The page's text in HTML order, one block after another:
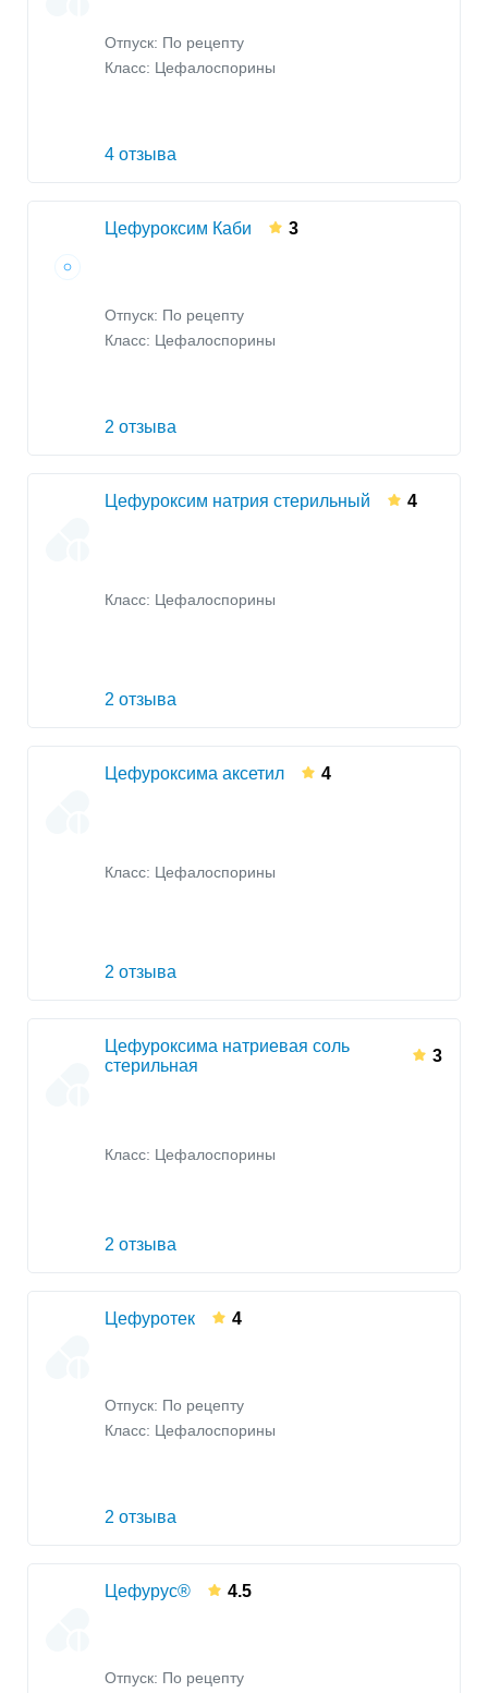
Отпуск: По рецепту
Класс: Цефалоспорины
4 отзыва
Цефуроксим Каби 3
Отпуск: По рецепту
Класс: Цефалоспорины
2 отзыва
Цефуроксим натрия стерильный 4
Класс: Цефалоспорины
2 отзыва
Цефуроксима аксетил 4
Класс: Цефалоспорины
2 отзыва
Цефуроксима натриевая соль
стерильная
3
Класс: Цефалоспорины
2 отзыва
Цефуротек 4
Отпуск: По рецепту
Класс: Цефалоспорины
2 отзыва
Цефурус® 4.5
Отпуск: По рецепту